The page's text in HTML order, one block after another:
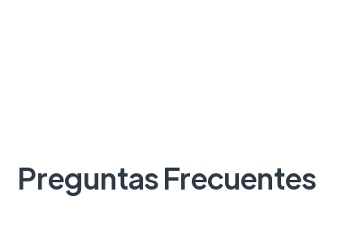
Preguntas Frecuentes